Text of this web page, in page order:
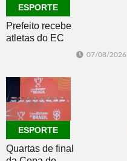
ESPORTE
Prefeito recebe
atletas do EC
Intermunicipal
Master 65+
07/08/2026
ESPORTE
Quartas de final